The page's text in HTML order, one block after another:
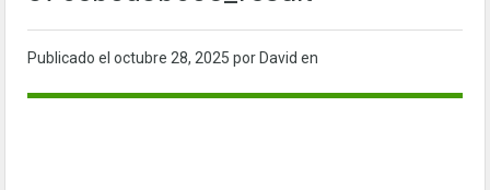
Publicado el octubre 28, 2025 por David en